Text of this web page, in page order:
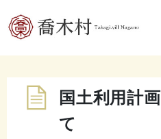
国土利用計
て